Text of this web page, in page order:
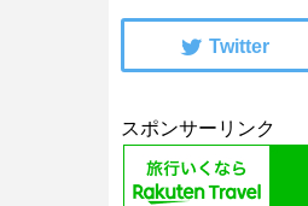
スポンサーリンク